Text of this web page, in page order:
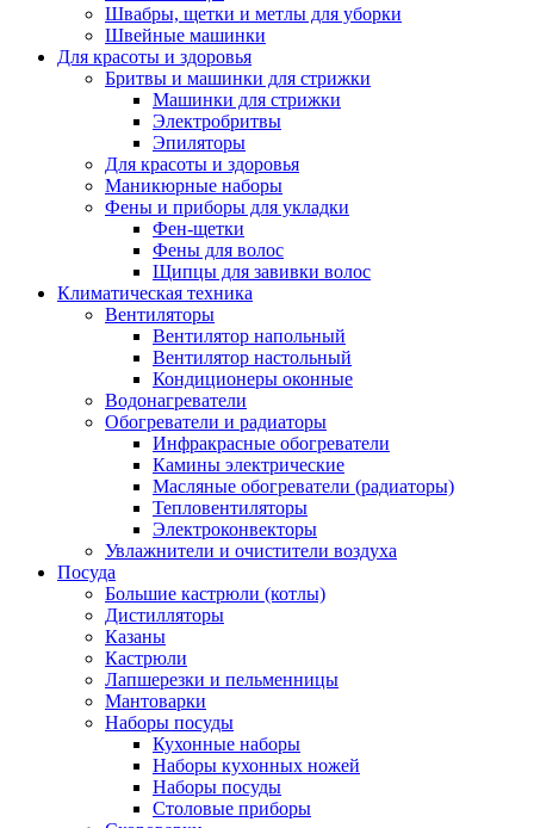
Швабры, щетки и метлы для уборки
Швейные машинки
Для красоты и здоровья
Бритвы и машинки для стрижки
Машинки для стрижки
Электробритвы
Эпиляторы
Для красоты и здоровья
Маникюрные наборы
Фены и приборы для укладки
Фен-щетки
Фены для волос
Щипцы для завивки волос
Климатическая техника
Вентиляторы
Вентилятор напольный
Вентилятор настольный
Кондиционеры оконные
Водонагреватели
Обогреватели и радиаторы
Инфракрасные обогреватели
Камины электрические
Масляные обогреватели (радиаторы)
Тепловентиляторы
Электроконвекторы
Увлажнители и очистители воздуха
Посуда
Большие кастрюли (котлы)
Дистилляторы
Казаны
Кастрюли
Лапшерезки и пельменницы
Мантоварки
Наборы посуды
Кухонные наборы
Наборы кухонных ножей
Наборы посуды
Столовые приборы